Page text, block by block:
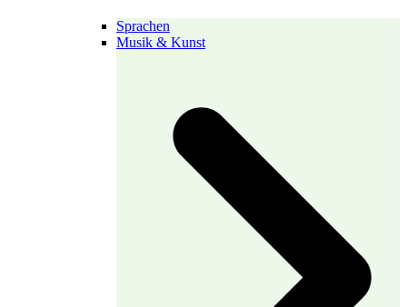
Sprachen
Musik & Kunst